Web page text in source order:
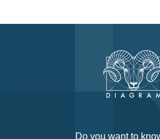
Do you want to